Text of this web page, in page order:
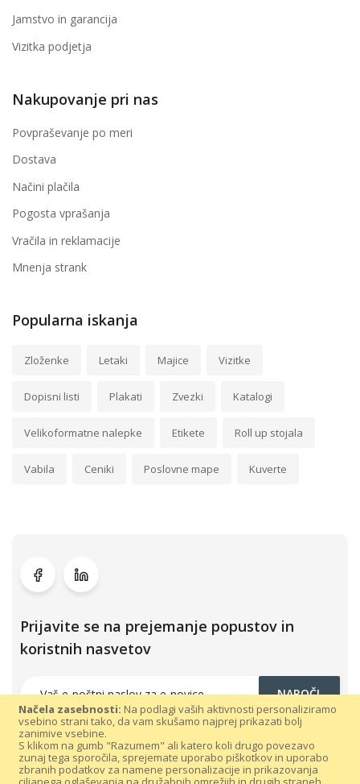
Načela zasebnosti: Na podlagi vaših aktivnosti personaliziramo
vsebino strani tako, da vam skušamo najprej prikazati bolj
zanimive vsebine.
S klikom na gumb "Razumem" ali katero koli drugo povezavo
zunaj tega sporočila, sprejemate uporabo piškotkov in uporabo
zbranih podatkov za namene personalizacije in prikazovanja
Jamstvo in garancija
Vizitka podjetja
Nakupovanje pri nas
Povpraševanje po meri
Dostava
Načini plačila
Pogosta vprašanja
Vračila in reklamacije
Mnenja strank
Popularna iskanja
Zloženke Letaki Majice Vizitke
Dopisni listi Plakati Zvezki Katalogi
Velikoformatne nalepke Etikete Roll up stojala
Vabila Ceniki Poslovne mape Kuverte
Prijavite se na prejemanje popustov in
koristnih nasvetov
NAROČI